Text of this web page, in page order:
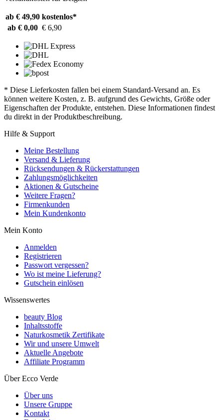
ab € 49,90 kostenlos*
ab € 0,00 € 6,90
* Diese Lieferkosten fallen bei einem Standard-Versand an. Es
können weitere Kosten, z. B. aufgrund des Gewichts, Größe oder
Eigenschaften der Produkte, entstehen. Diese Informationen findest
du direkt in der Produktbeschreibung.
Hilfe & Support
Meine Bestellung
Versand & Lieferung
Rücksendungen & Rückerstattungen
Zahlungsmöglichkeiten
Aktionen & Gutscheine
Weitere Fragen?
Firmenkunden
Mein Kundenkonto
Mein Konto
Anmelden
Registrieren
Passwort vergessen?
Wo ist meine Lieferung?
Gutschein einlösen
Wissenswertes
beauty Blog
Inhaltsstoffe
Naturkosmetik Zertifikate
Wir und unsere Umwelt
Aktuelle Angebote
Affiliate Programm
Über Ecco Verde
Über uns
Unsere Gruppe
Kontakt